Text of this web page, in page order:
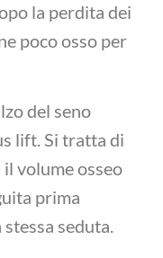
la perdita dei
poco osso per
del seno
lift. Si tratta di
volume osseo
prima
seduta.